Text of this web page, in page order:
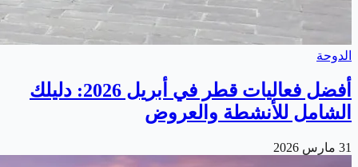
الدوحة
أفضل فعاليات قطر في أبريل 2026: دليلك
الشامل للأنشطة والعروض
31 مارس 2026